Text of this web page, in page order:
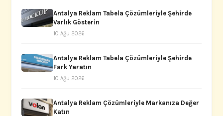
Antalya Reklam Tabela Çözümleriyle Şehirde
Varlık Gösterin
10 Ağu 2026
Antalya Reklam Tabela Çözümleriyle Şehirde
Fark Yaratın
10 Ağu 2026
Antalya Reklam Çözümleriyle Markanıza Değer
Katın